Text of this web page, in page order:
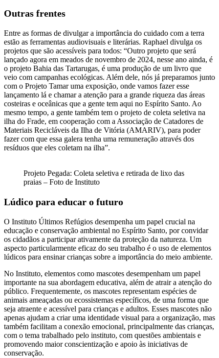
Outras frentes
Entre as formas de divulgar a importância do cuidado com a terra
estão as ferramentas audiovisuais e literárias. Raphael divulga os
projetos que são acessíveis para todos: “Outro projeto que será
lançado agora em meados de novembro de 2024, nesse ano ainda, é
o projeto Bahia das Tartarugas, é uma produção de um livro que
veio com campanhas ecológicas. Além dele, nós já preparamos junto
com o Projeto Tamar uma exposição, onde vamos fazer esse
lançamento lá e chamar a atenção para a grande riqueza das áreas
costeiras e oceânicas que a gente tem aqui no Espírito Santo. Ao
mesmo tempo, a gente também tem o projeto de coleta seletiva na
ilha do Frade, em cooperação com a Associação de Catadores de
Materiais Recicláveis da Ilha de Vitória (AMARIV), para poder
fazer com que essa galera tenha uma remuneração através dos
resíduos que eles coletam na ilha”.
Projeto Pegada: Coleta seletiva e retirada de lixo das
praias – Foto de Instituto
Lúdico para educar o futuro
O Instituto Últimos Refúgios desempenha um papel crucial na
educação e conservação ambiental no Espírito Santo, por convidar
os cidadãos a participar ativamente da proteção da natureza. Um
aspecto particularmente eficaz do seu trabalho é o uso de elementos
lúdicos para ensinar crianças sobre a importância do meio ambiente.
No Instituto, elementos como mascotes desempenham um papel
importante na sua abordagem educativa, além de atrair a atenção do
público. Frequentemente, os mascotes representam espécies de
animais ameaçadas ou ecossistemas específicos, de uma forma que
seja atraente e acessível para crianças e adultos. Esses mascotes não
apenas ajudam a criar uma identidade visual para a organização, mas
também facilitam a conexão emocional, principalmente das crianças,
com o tema trabalhado pelo instituto, com questões ambientais e
promovendo maior conscientização e apoio às iniciativas de
conservação.